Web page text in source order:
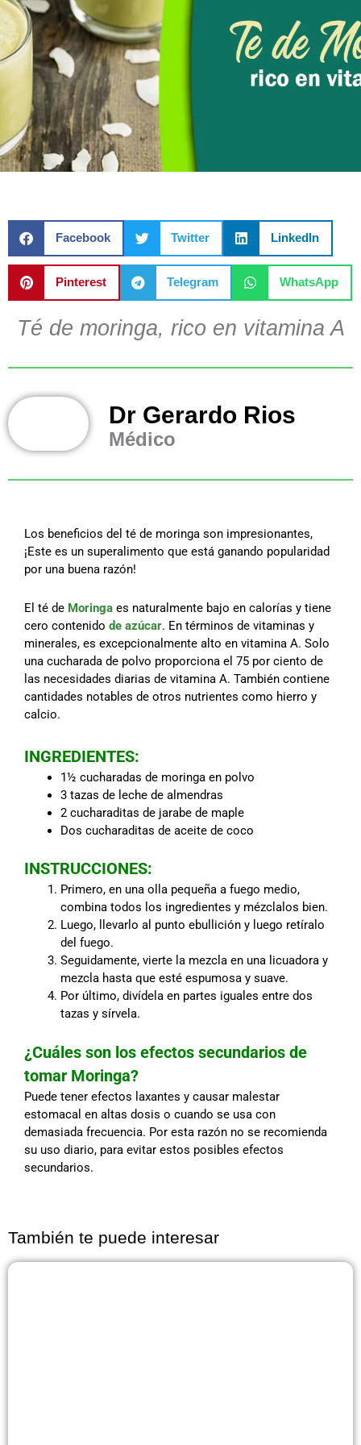
Facebook Twitter LinkedIn
Pinterest Telegram WhatsApp
Té de moringa, rico en vitamina A
Dr Gerardo Rios
Médico
Los beneficios del té de moringa son impresionantes,
¡Este es un superalimento que está ganando popularidad
por una buena razón!
El té de Moringa es naturalmente bajo en calorías y tiene
cero contenido de azúcar. En términos de vitaminas y
minerales, es excepcionalmente alto en vitamina A. Solo
una cucharada de polvo proporciona el 75 por ciento de
las necesidades diarias de vitamina A. También contiene
cantidades notables de otros nutrientes como hierro y
calcio.
INGREDIENTES:
1½ cucharadas de moringa en polvo
3 tazas de leche de almendras
2 cucharaditas de jarabe de maple
Dos cucharaditas de aceite de coco
INSTRUCCIONES:
Primero, en una olla pequeña a fuego medio,
combina todos los ingredientes y mézclalos bien.
Luego, llevarlo al punto ebullición y luego retíralo
del fuego.
Seguidamente, vierte la mezcla en una licuadora y
mezcla hasta que esté espumosa y suave.
Por último, divídela en partes iguales entre dos
tazas y sírvela.
¿Cuáles son los efectos secundarios de
tomar Moringa?
Puede tener efectos laxantes y causar malestar
estomacal en altas dosis o cuando se usa con
demasiada frecuencia. Por esta razón no se recomienda
su uso diario, para evitar estos posibles efectos
secundarios.
También te puede interesar